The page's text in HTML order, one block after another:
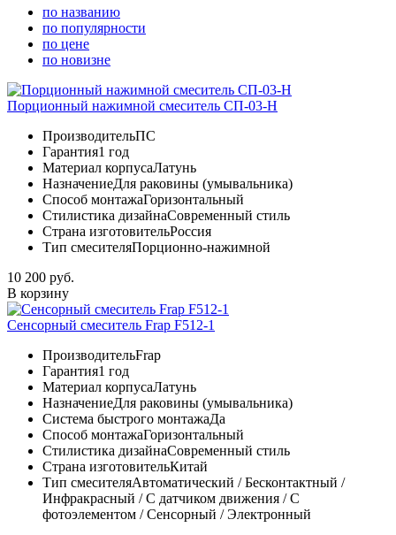
по названию
по популярности
по цене
по новизне
Порционный нажимной смеситель СП-03-Н
ПроизводительПС
Гарантия1 год
Материал корпусаЛатунь
НазначениеДля раковины (умывальника)
Способ монтажаГоризонтальный
Стилистика дизайнаСовременный стиль
Страна изготовительРоссия
Тип смесителяПорционно-нажимной
10 200 руб.
В корзину
Сенсорный смеситель Frap F512-1
ПроизводительFrap
Гарантия1 год
Материал корпусаЛатунь
НазначениеДля раковины (умывальника)
Система быстрого монтажаДа
Способ монтажаГоризонтальный
Стилистика дизайнаСовременный стиль
Страна изготовительКитай
Тип смесителяАвтоматический / Бесконтактный /
Инфракрасный / С датчиком движения / С
фотоэлементом / Сенсорный / Электронный